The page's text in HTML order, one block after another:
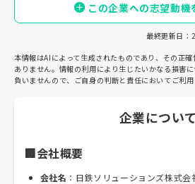
この企業への志望動機
最終更新日：
本情報はAIによって生成されたものであり、その正
ありません。情報の利用により生じたいかなる損害
負いませんので、ご自身の判断と責任においてご利用
企業について
🏢会社概要
会社名 ：日鉄ソリューションズ株式